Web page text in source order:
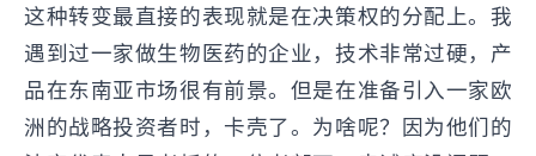
这种转变最直接的表现就是在决策权的分配上。我
遇到过一家做生物医药的企业，技术非常过硬，产
品在东南亚市场很有前景。但是在准备引入一家欧
洲的战略投资者时，卡壳了。为啥呢？因为他们的